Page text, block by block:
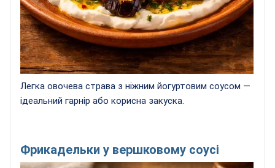
Легка овочева страва з ніжним йогуртовим соусом —
ідеальний гарнір або корисна закуска.
Фрикадельки у вершковому соусі